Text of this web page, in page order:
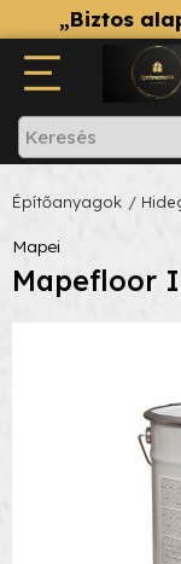
„Biztos
Építőanyagok /
Mapei
Mapefloor I